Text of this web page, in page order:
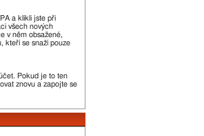
a klikli jste při
všech nových
v něm obsažené,
kteří se snaží pouze
Pokud je to ten
znovu a zapojte se